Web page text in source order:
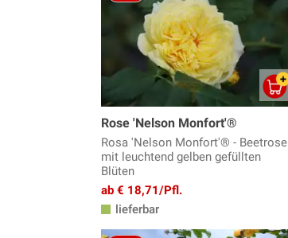
Rose 'Nelson Monfort'®
Rosa 'Nelson Monfort'® - Beetrose
mit leuchtend gelben gefüllten
Blüten
ab € 18,71/Pfl.
lieferbar